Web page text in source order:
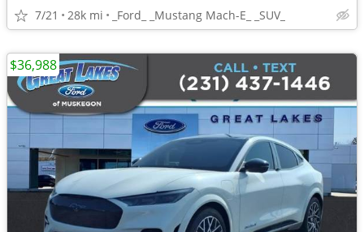
7/21 28k mi _Ford_ _Mustang Mach-E_ _SUV_
$36,988